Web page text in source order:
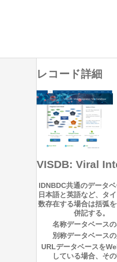
レコード詳細
VISDB: Viral
IDNBDC共通のデータベ
日本語と英語など、タ
数存在する場合は括弧
併記する。
名称データベース
別称データベース
URLデータベースを
している場合、そ